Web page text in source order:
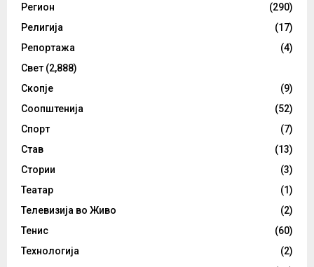
Регион
(290)
Религија
(17)
Репортажа
(4)
Свет (2,888)
Скопје
(9)
Соопштенија
(52)
Спорт
(7)
Став
(13)
Стории
(3)
Театар
(1)
Телевизија во Живо
(2)
Тенис
(60)
Технологија
(2)